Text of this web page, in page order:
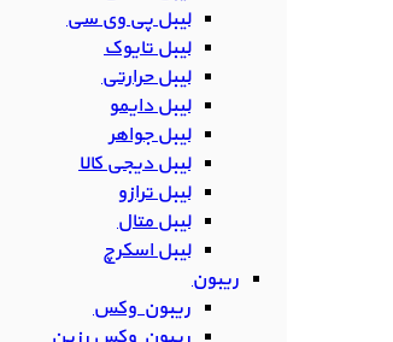
لیبل پی وی سی
لیبل تایوک
لیبل حرارتی
لیبل دایمو
لیبل جواهر
لیبل دیجی کالا
لیبل ترازو
لیبل متال
لیبل اسکرچ
ریبون
ریبون وکس